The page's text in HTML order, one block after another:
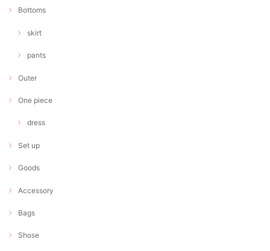
Bottoms
skirt
pants
Outer
One piece
dress
Set up
Goods
Accessory
Bags
Shose